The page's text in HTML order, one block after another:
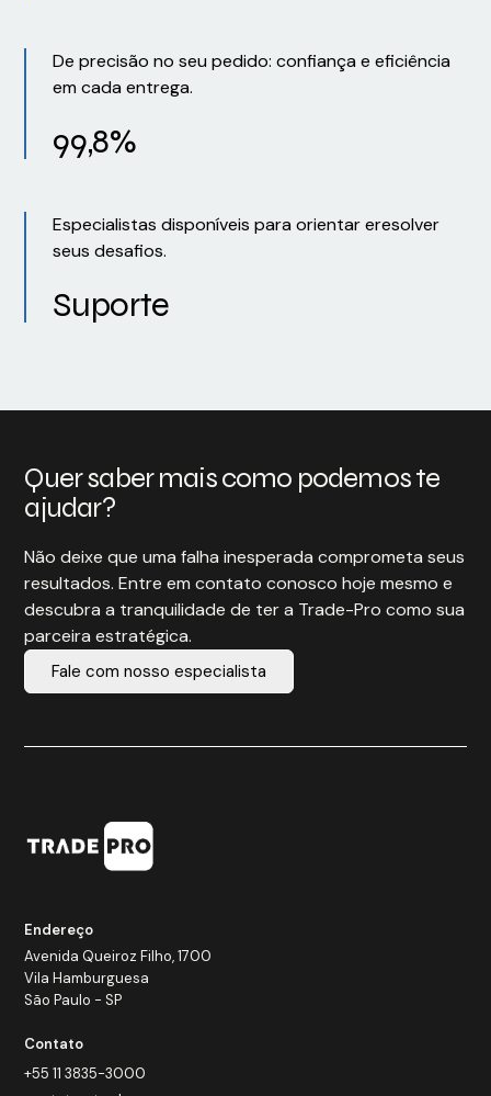
De precisão no seu pedido: confiança e eficiência
em cada entrega.
99,8%
Especialistas disponíveis para orientar eresolver
seus desafios.
Suporte
Quer saber mais como podemos te
ajudar?
Não deixe que uma falha inesperada comprometa seus
resultados. Entre em contato conosco hoje mesmo e
descubra a tranquilidade de ter a Trade-Pro como sua
parceira estratégica.
Fale com nosso especialista
Endereço
Avenida Queiroz Filho, 1700
Vila Hamburguesa
São Paulo - SP
Contato
+55 11 3835-3000